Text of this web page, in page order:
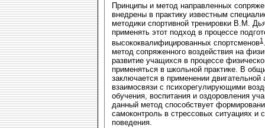
Принципы и метод направленных
внедрены в практику известным
методики спортивной тренировки В.М.
применять этот подход в процессе
высококвалифицированных спортсменов1
метод сопряженного воздействия на
развитие учащихся в процессе
применяться в школьной практике. В
заключается в применении двигательной
взаимосвязи с психорегулирующими
обучения, воспитания и оздоровления
данный метод способствует
самоконтроль в стрессовых ситуациях и
поведения.